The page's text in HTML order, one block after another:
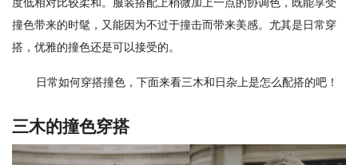
撞色带来的时髦，又能因为不过于撞击而带来美感。尤其是日常穿
搭，优雅的撞色还是可以接受的。
日常如何穿搭撞色，下面来看三木和日杂上是怎么配搭的吧！
三木的撞色穿搭